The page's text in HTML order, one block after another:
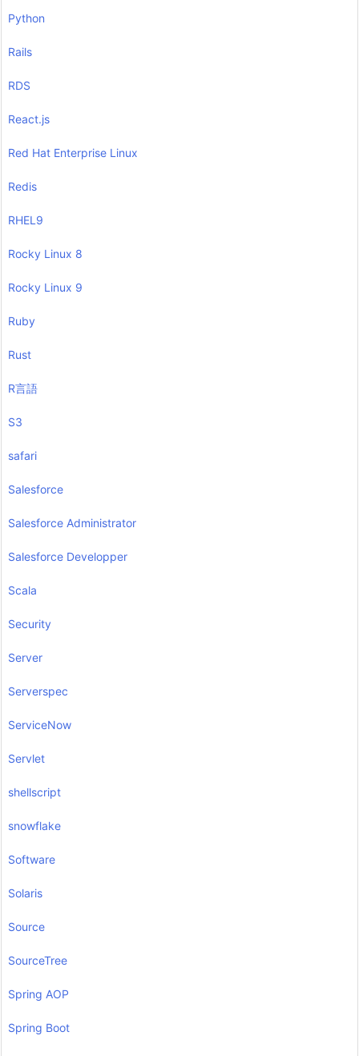
Python
Rails
RDS
React.js
Red Hat Enterprise Linux
Redis
RHEL9
Rocky Linux 8
Rocky Linux 9
Ruby
Rust
R言語
S3
safari
Salesforce
Salesforce Administrator
Salesforce Developper
Scala
Security
Server
Serverspec
ServiceNow
Servlet
shellscript
snowflake
Software
Solaris
Source
SourceTree
Spring AOP
Spring Boot